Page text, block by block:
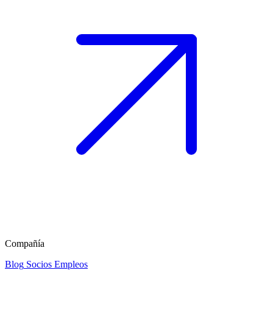
Compañía
Blog Socios Empleos